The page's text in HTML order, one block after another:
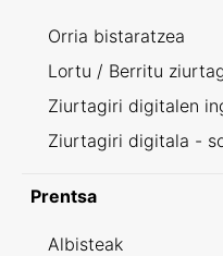
Orria bistaratzea
Lortu / Berritu
Ziurtagiri digitalen
Ziurtagiri digitala -
Prentsa
Albisteak